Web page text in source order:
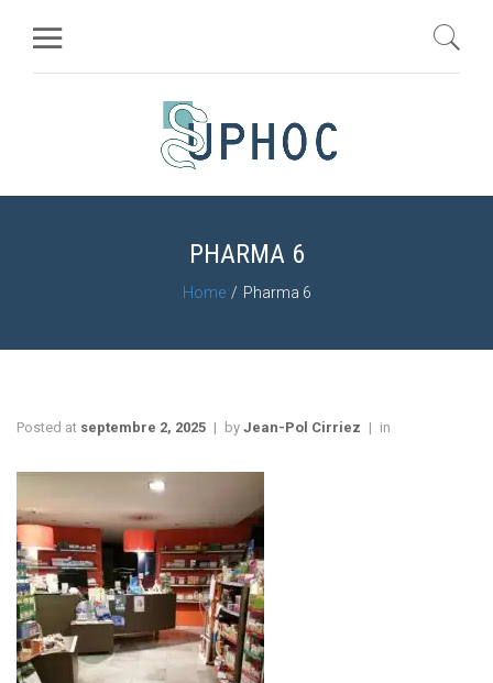
PHARMA 6
Home Pharma 6
Posted at septembre 2, 2025 by Jean-Pol Cirriez in